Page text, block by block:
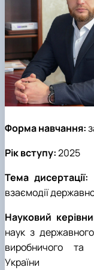
Форма навчання:
Рік вступу:2025
Тема дисертації:
взаємодії
Науковий
наук з
виробничого та
України